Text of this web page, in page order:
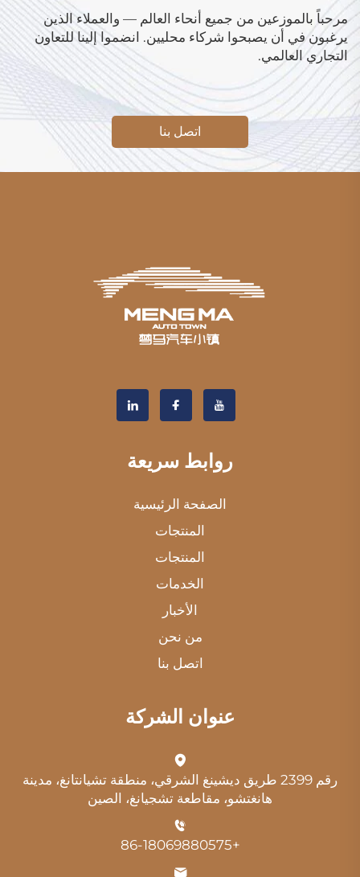
مرحباً بالموزعين من جميع أنحاء العالم — والعملاء الذين
يرغبون في أن يصبحوا شركاء محليين. انضموا إلينا للتعاون
التجاري العالمي.
اتصل بنا
روابط سريعة
الصفحة الرئيسية
المنتجات
المنتجات
الخدمات
الأخبار
من نحن
اتصل بنا
عنوان الشركة
رقم 2399 طريق ديشينغ الشرقي، منطقة تشيانتانغ، مدينة
هانغتشو، مقاطعة تشجيانغ، الصين
+86-18069880575